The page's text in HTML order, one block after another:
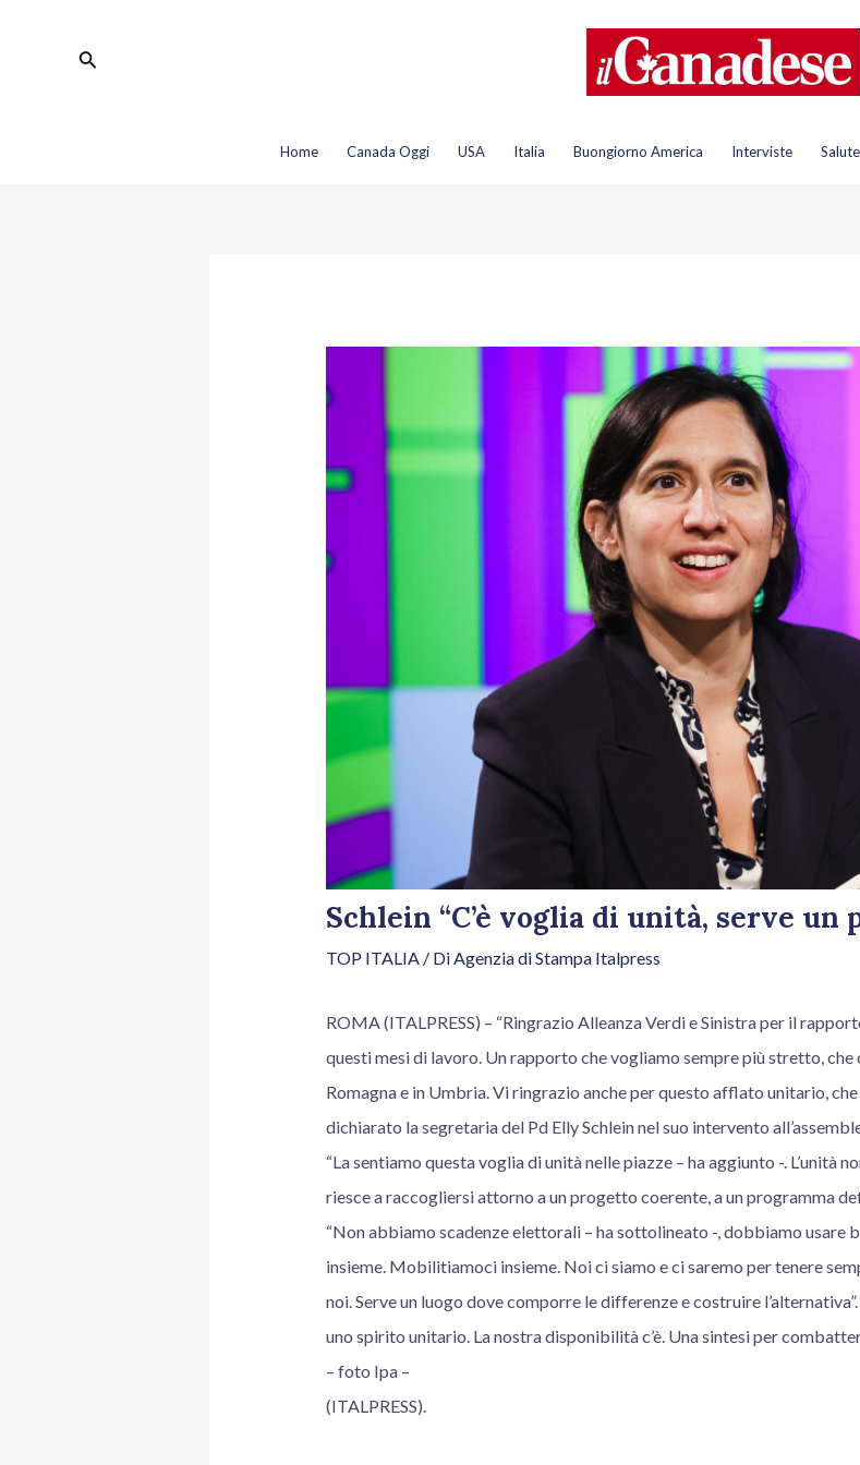
Cerca
Home Canada Oggi USA Italia Buongiorno America Interviste Salute
Schlein “C’è voglia di unità, serve un
TOP ITALIA/ DiAgenzia di Stampa Italpress
ROMA (ITALPRESS) – “Ringrazio Alleanza Verdi e Sinistra per il
questi mesi di lavoro. Un rapporto che vogliamo sempre più stretto, che
Romagna e in Umbria. Vi ringrazio anche per questo afflato unitario, che
dichiarato la segretaria del Pd Elly Schlein nel suo intervento
“La sentiamo questa voglia di unità nelle piazze – ha aggiunto -. L’unità
riesce a raccogliersi attorno a un progetto coerente, a un programma
“Non abbiamo scadenze elettorali – ha sottolineato -, dobbiamo usare
insieme. Mobilitiamoci insieme. Noi ci siamo e ci saremo per tenere
noi. Serve un luogo dove comporre le differenze e costruire
uno spirito unitario. La nostra disponibilità c’è. Una sintesi per
– foto Ipa –
(ITALPRESS).